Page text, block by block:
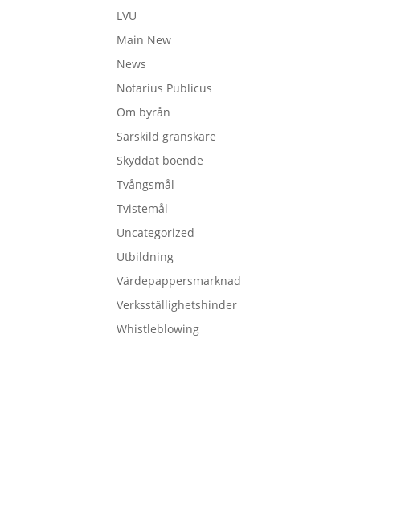
LVU
Main New
News
Notarius Publicus
Om byrån
Särskild granskare
Skyddat boende
Tvångsmål
Tvistemål
Uncategorized
Utbildning
Värdepappersmarknad
Verksställighetshinder
Whistleblowing